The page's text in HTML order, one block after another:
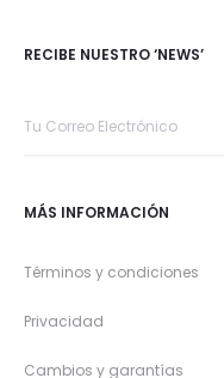
RECIBE NUESTRO ‘NEWS’
MÁS INFORMACIÓN
Términos y condiciones
Privacidad
Cambios y garantías